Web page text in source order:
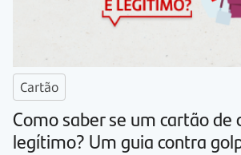
Cartão
Como saber se um cartão de
legítimo? Um guia contra